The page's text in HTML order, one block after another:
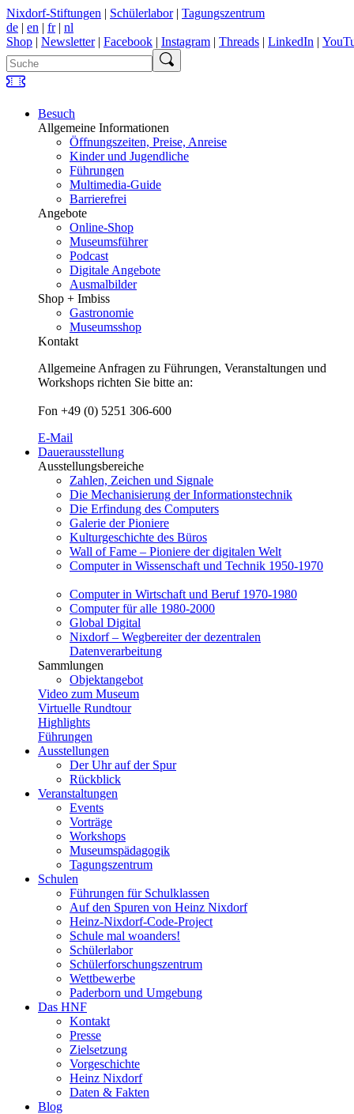
Nixdorf-Stiftungen | Schülerlabor| Tagungszentrum
de | en | fr| nl
Shop | Newsletter| Facebook | Instagram | Threads | LinkedIn |
Besuch
Allgemeine Informationen
Öffnungszeiten, Preise, Anreise
Kinder und Jugendliche
Führungen
Multimedia-Guide
Barrierefrei
Angebote
Online-Shop
Museumsführer
Podcast
Digitale Angebote
Ausmalbilder
Shop + Imbiss
Gastronomie
Museumsshop
Kontakt
Allgemeine Anfragen zu Führungen, Veranstaltungen und
Workshops richten Sie bitte an:
Fon +49 (0) 5251 306-600
E-Mail
Dauerausstellung
Ausstellungsbereiche
Zahlen, Zeichen und Signale
Die Mechanisierung der Informationstechnik
Die Erfindung des Computers
Galerie der Pioniere
Kulturgeschichte des Büros
Wall of Fame – Pioniere der digitalen Welt
Computer in Wissenschaft und Technik 1950-1970
Computer in Wirtschaft und Beruf 1970-1980
Computer für alle 1980-2000
Global Digital
Nixdorf – Wegbereiter der dezentralen
Datenverarbeitung
Sammlungen
Objektangebot
Video zum Museum
Virtuelle Rundtour
Highlights
Führungen
Ausstellungen
Der Uhr auf der Spur
Rückblick
Veranstaltungen
Events
Vorträge
Workshops
Museumspädagogik
Tagungszentrum
Schulen
Führungen für Schulklassen
Auf den Spuren von Heinz Nixdorf
Heinz-Nixdorf-Code-Project
Schule mal woanders!
Schülerlabor
Schülerforschungszentrum
Wettbewerbe
Paderborn und Umgebung
Das HNF
Kontakt
Presse
Zielsetzung
Vorgeschichte
Heinz Nixdorf
Daten & Fakten
Blog